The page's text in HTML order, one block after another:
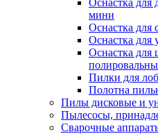
Оснастка для
мини
Оснастка для
Оснастка
Оснастка
Пилки для
Полотна
Пилы дисковые и
Пылесосы,
Сварочные